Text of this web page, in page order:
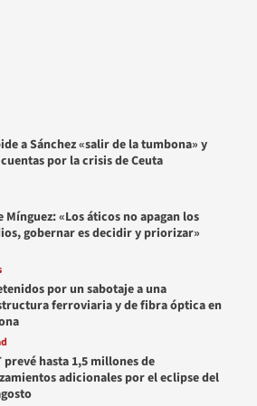
a Sánchez «salir de la tumbona» y
por la crisis de Ceuta
Mínguez: «Los áticos no apagan los
gobernar es decidir y priorizar»
por un sabotaje a una
ferroviaria y de fibra óptica en
prevé hasta 1,5 millones de
adicionales por el eclipse del